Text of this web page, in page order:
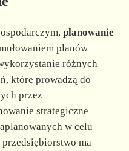
planowanie
planów
różnych
które prowadzą do
przez
strategiczne
w celu
ma